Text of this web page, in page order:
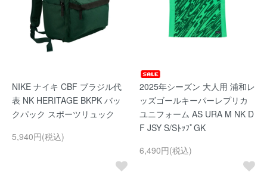
NIKE ナイキ CBF ブラジル代
表 NK HERITAGE BKPK バッ
クパック スポーツリュック
5,940円(税込)
2025年シーズン 大人用 浦和レ
ッズゴールキーパーレプリカ
ユニフォーム AS URA M NK D
F JSY S/SﾄｯﾌﾟGK
6,490円(税込)